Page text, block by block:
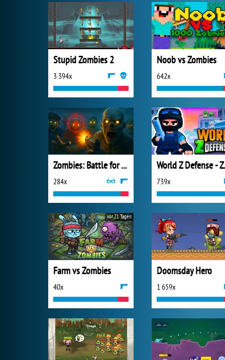
Stupid Zombies 2
3 394x
Noob vs Zombies
642x
Zombies: Battle for Survival
284x 739x
Farm vs Zombies
40x
vor 21 Tagen
Doomsday Hero
1 659x